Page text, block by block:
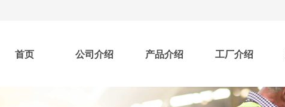
首页 公司介绍 产品介绍 工厂介绍